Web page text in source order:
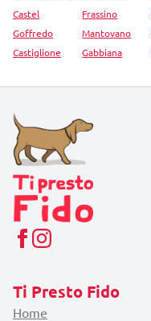
Castel
Goffredo
Castiglione
Frassino
Mantovano
Gabbiana
Ti Presto Fido
Home